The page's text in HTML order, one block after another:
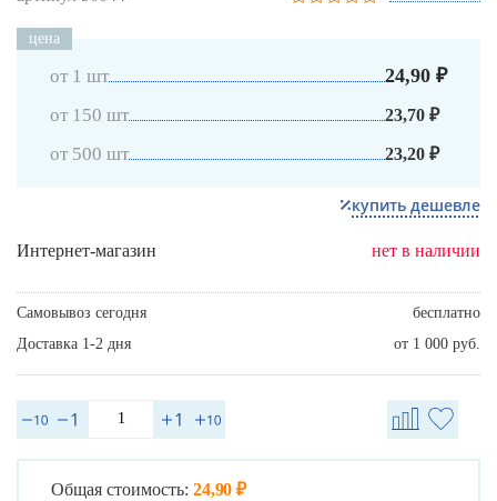
цена
от 1 шт 24,90 ₽
от 150 шт 23,70 ₽
от 500 шт 23,20 ₽
купить дешевле
Интернет-магазин нет в наличии
Самовывоз сегодня
бесплатно
Доставка 1-2 дня
от 1 000 руб.
Общая стоимость: 24,90 ₽